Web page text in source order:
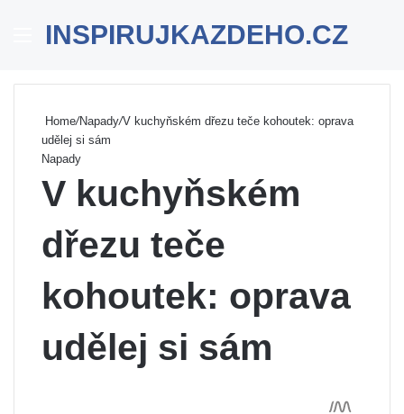
Menu
INSPIRUJKAZDEHO.CZ
Home/Napady/V kuchyňském dřezu teče kohoutek: oprava
udělej si sám
Napady
V kuchyňském
dřezu teče
kohoutek: oprava
udělej si sám